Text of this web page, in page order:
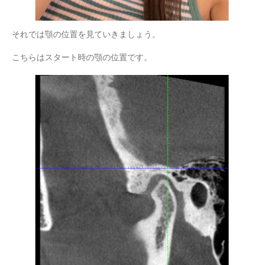
それでは顎の位置を見ていきましょう。
こちらはスタート時の顎の位置です。